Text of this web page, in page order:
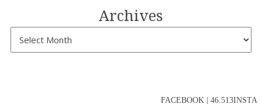
Archives
FACEBOOK |